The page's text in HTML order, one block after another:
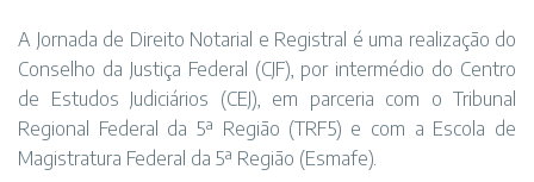
A Jornada de Direito Notarial e Registral é uma realização do
Conselho da Justiça Federal (CJF), por intermédio do Centro
de Estudos Judiciários (CEJ), em parceria com o Tribunal
Regional Federal da 5ª Região (TRF5) e com a Escola de
Magistratura Federal da 5ª Região (Esmafe).